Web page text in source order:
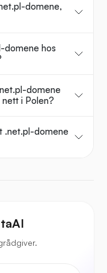
domene,
domene hos
domene
i Polen?
.net.pl-domene